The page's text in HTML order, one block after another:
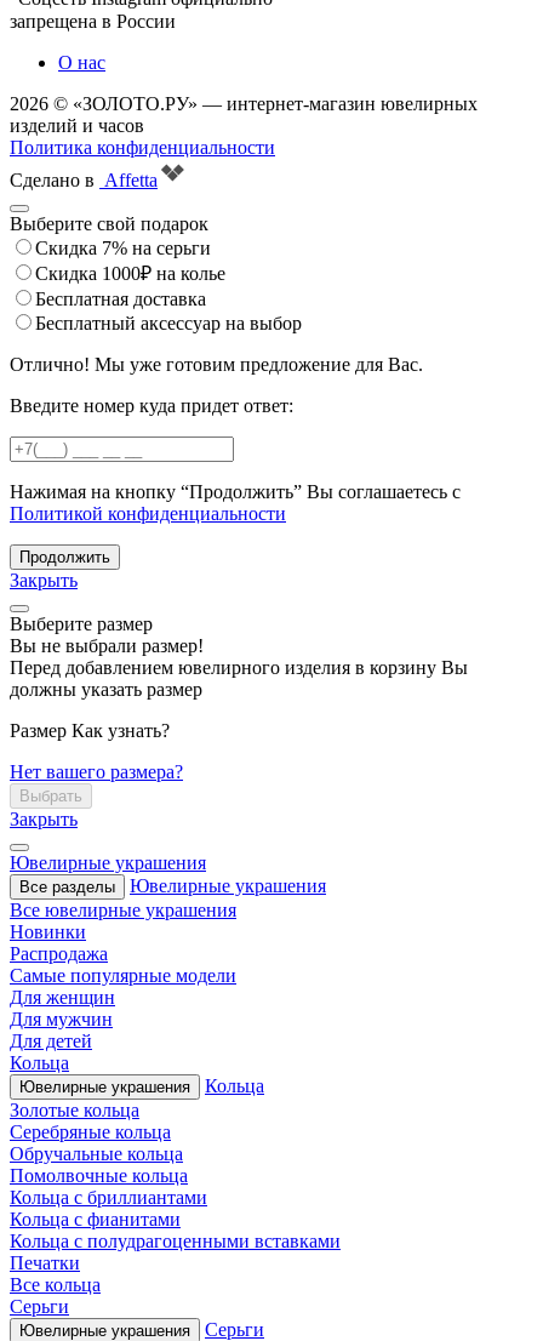
запрещена в России
О нас
2026 © «ЗОЛОТО.РУ» — интернет-магазин ювелирных
изделий и часов
Политика конфиденциальности
Сделано в Affetta
Выберите свой подарок
Скидка 7% на серьги
Скидка 1000₽ на колье
Бесплатная доставка
Бесплатный аксессуар на выбор
Отлично! Мы уже готовим предложение для Вас.
Введите номер куда придет ответ:
Нажимая на кнопку “Продолжить” Вы соглашаетесь с
Политикой конфиденциальности
Продолжить
Закрыть
Выберите размер
Вы не выбрали размер!
Перед добавлением ювелирного изделия в корзину Вы
должны указать размер
Размер Как узнать?
Нет вашего размера?
Выбрать
Закрыть
Ювелирные украшения
Все разделы
Ювелирные украшения
Все ювелирные украшения
Новинки
Распродажа
Самые популярные модели
Для женщин
Для мужчин
Для детей
Кольца
Ювелирные украшения
Кольца
Золотые кольца
Серебряные кольца
Обручальные кольца
Помолвочные кольца
Кольца с бриллиантами
Кольца с фианитами
Кольца с полудрагоценными вставками
Печатки
Все кольца
Серьги
Ювелирные украшения
Серьги